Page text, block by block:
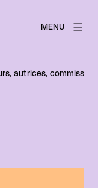
MENU
autrices,